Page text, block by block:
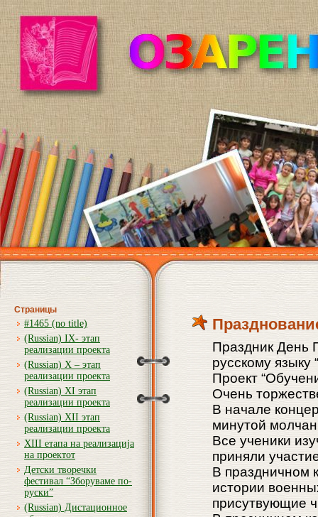
Страницы
#1465 (no title)
(Russian) IX- этап
реализации проекта
(Russian) X – этап
реализации проекта
(Russian) XI этап
реализации проекта
(Russian) XII этап
реализации проекта
XIII етапа на реализација
на проектот
Детски творечки
фестивал “Зборуваме по-
руски”
(Russian) Дистационное
Праздник День
русскому языку
Проект
Очень
В начале
минутой
Все ученики
приняли
В праздничном
истории
присутвующие